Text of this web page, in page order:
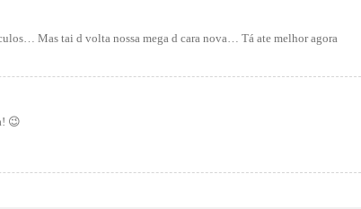
Mas tai d volta nossa mega d cara nova… Tá ate melhor agora
😉